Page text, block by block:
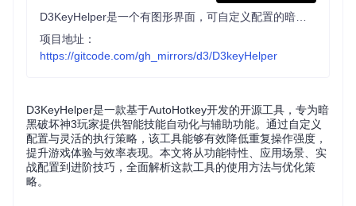
项目地址：
https://gitcode.com/gh_mirrors/d3/D3keyHelper
D3KeyHelper是一款基于AutoHotkey开发的开源工具，专为暗
黑破坏神3玩家提供智能技能自动化与辅助功能。通过自定义
配置与灵活的执行策略，该工具能够有效降低重复操作强度，
提升游戏体验与效率表现。本文将从功能特性、应用场景、实
战配置到进阶技巧，全面解析这款工具的使用方法与优化策
略。